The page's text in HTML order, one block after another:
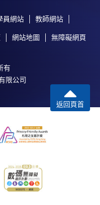
員網站 教師網站
網站地圖 無障礙網頁
有
限公司
返回頁首